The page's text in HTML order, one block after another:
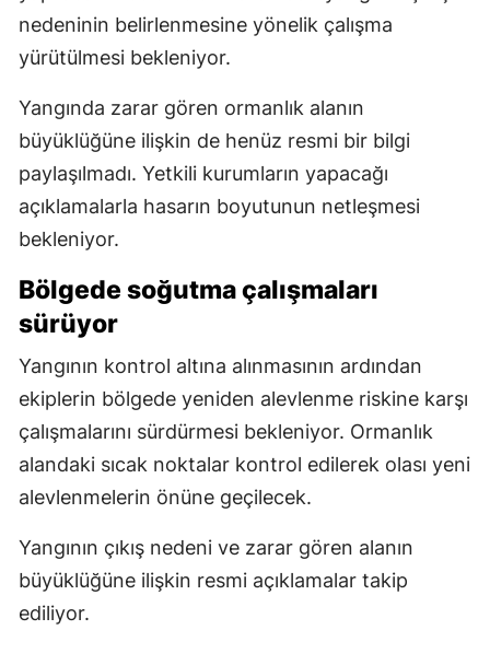
nedeninin belirlenmesine yönelik çalışma
yürütülmesi bekleniyor.
Yangında zarar gören ormanlık alanın
büyüklüğüne ilişkin de henüz resmi bir bilgi
paylaşılmadı. Yetkili kurumların yapacağı
açıklamalarla hasarın boyutunun netleşmesi
bekleniyor.
Bölgede soğutma çalışmaları
sürüyor
Yangının kontrol altına alınmasının ardından
ekiplerin bölgede yeniden alevlenme riskine karşı
çalışmalarını sürdürmesi bekleniyor. Ormanlık
alandaki sıcak noktalar kontrol edilerek olası yeni
alevlenmelerin önüne geçilecek.
Yangının çıkış nedeni ve zarar gören alanın
büyüklüğüne ilişkin resmi açıklamalar takip
ediliyor.